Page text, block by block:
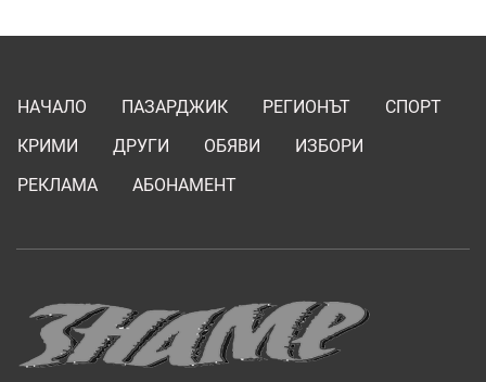
НАЧАЛО ПАЗАРДЖИК РЕГИОНЪТ
СПОРТ
КРИМИ
ДРУГИ ОБЯВИ
ИЗБОРИ
РЕКЛАМА
АБОНАМЕНТ